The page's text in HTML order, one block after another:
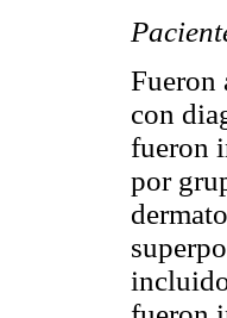
Fueron
con
fueron
por